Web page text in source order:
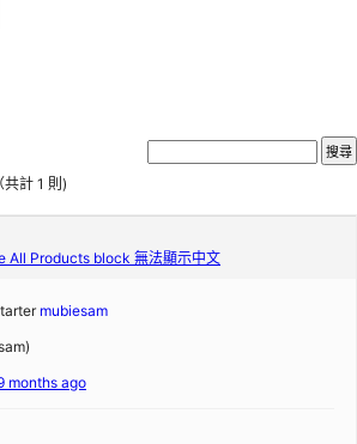
計 1 則)
All Products block 無法顯示中文
mubiesam
months ago